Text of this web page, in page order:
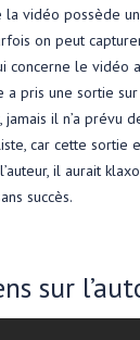
la vidéo possède
on peut
concerne le vidéo
pris une sortie
jamais il n’a prévu
car cette sortie
il aurait
succès.
sur